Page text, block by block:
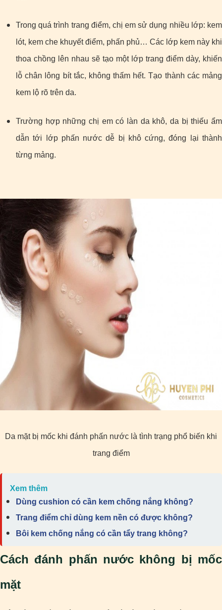
Trong quá trình trang điểm, chị em sử dụng nhiều lớp: kem
lót, kem che khuyết điểm, phấn phủ… Các lớp kem này khi
thoa chồng lên nhau sẽ tạo một lớp trang điểm dày, khiến
lỗ chân lông bít tắc, không thấm hết. Tạo thành các mảng
kem lộ rõ trên da.
Trường hợp những chị em có làn da khô, da bị thiếu ẩm
dẫn tới lớp phấn nước dễ bị khô cứng, đóng lại thành
từng mảng.
Da mặt bị mốc khi đánh phấn nước là tình trạng phổ biến khi
trang điểm
Xem thêm
Dùng cushion có cần kem chống nắng không?
Trang điểm chỉ dùng kem nền có được không?
Bôi kem chống nắng có cần tẩy trang không?
Cách đánh phấn nước không bị mốc
mặt